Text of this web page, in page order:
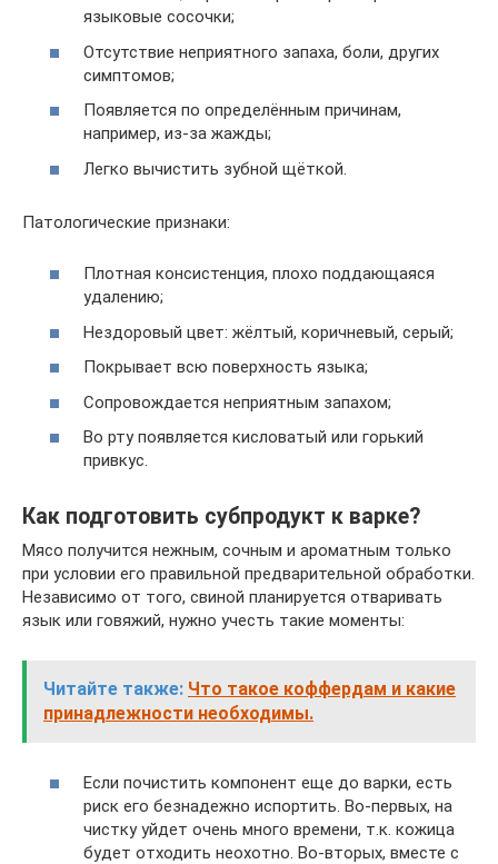
языковые сосочки;
Отсутствие неприятного запаха, боли, других
симптомов;
Появляется по определённым причинам,
например, из-за жажды;
Легко вычистить зубной щёткой.
Патологические признаки:
Плотная консистенция, плохо поддающаяся
удалению;
Нездоровый цвет: жёлтый, коричневый, серый;
Покрывает всю поверхность языка;
Сопровождается неприятным запахом;
Во рту появляется кисловатый или горький
привкус.
Как подготовить субпродукт к варке?
Мясо получится нежным, сочным и ароматным только
при условии его правильной предварительной обработки.
Независимо от того, свиной планируется отваривать
язык или говяжий, нужно учесть такие моменты:
Читайте также: Что такое коффердам и какие
принадлежности необходимы.
Если почистить компонент еще до варки, есть
риск его безнадежно испортить. Во-первых, на
чистку уйдет очень много времени, т.к. кожица
будет отходить неохотно. Во-вторых, вместе с